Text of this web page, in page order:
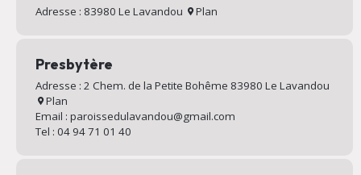
Adresse : 83980 Le Lavandou Plan
Presbytère
Adresse : 2 Chem. de la Petite Bohême 83980 Le Lavandou
Plan
Email : paroissedulavandou@gmail.com
Tel : 04 94 71 01 40